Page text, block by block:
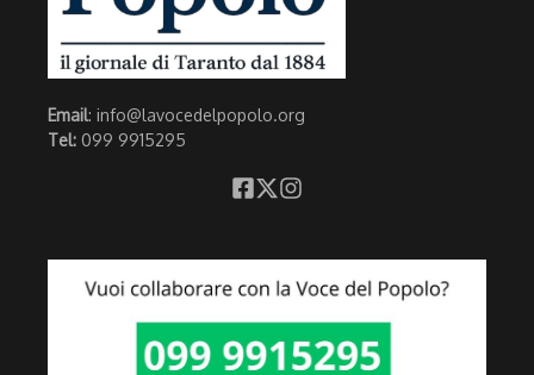
Email: info@lavocedelpopolo.org
Tel: 099 9915295